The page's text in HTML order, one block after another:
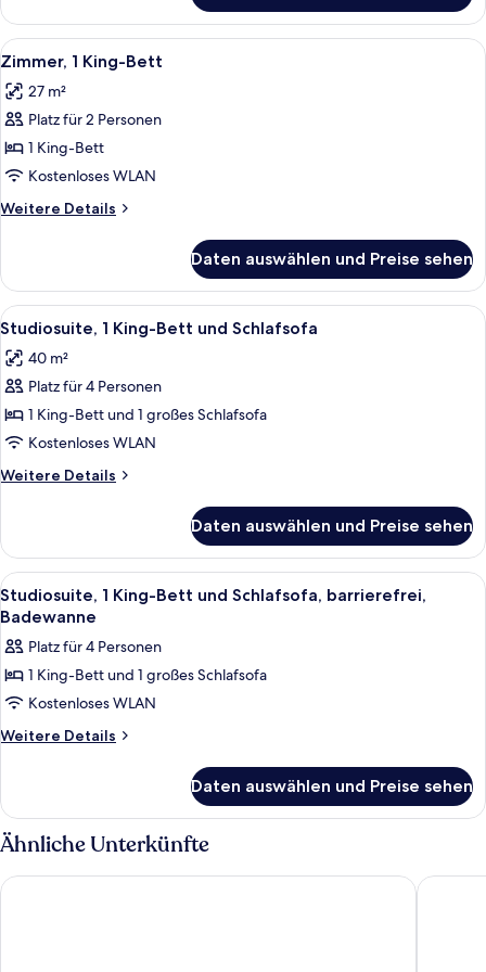
1 King-
Bett
und
Alle
Fotos
für
Zimmer,
1 King-
Bett
anzeigen
Zimmersafe, Schreibtisch,
6
Zimmer, 1 King-Bett
27 m²
Platz für 2 Personen
1 King-Bett
Kostenloses WLAN
Weitere Details
Weitere
1 King-
Bett
Daten auswählen und Preise sehen
Alle
Fotos
für
Studiosuite,
1 King-
Bett
und
Schlafsofa
Zimmersafe, Schreibtisch,
8
Studiosuite, 1 King-Bett und Schlafsofa
40 m²
Platz für 4 Personen
1 King-Bett und 1 großes Schlafsofa
Kostenloses WLAN
Weitere Details
Weitere
1 King-
Bett
und
Schlafsofa
Daten auswählen und Preise sehen
Alle
Fotos
für
Studiosuite,
1 King-
Bett
und
Badewanne
anzeigen
Zimmersafe, Schreibtisch,
8
Studiosuite, 1 King-Bett und Schlafsofa, barrierefrei,
Badewanne
Platz für 4 Personen
1 King-Bett und 1 großes Schlafsofa
Kostenloses WLAN
Weitere Details
Weitere
1 King-
Bett
und
Schlafsofa,
barrierefrei,
Daten auswählen und Preise sehen
Ähnliche Unterkünfte
Drury Inn & Suites near Universal Orlando Resort